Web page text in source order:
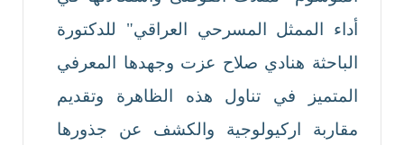
أداء الممثل المسرحي العراقي" للدكتورة
الباحثة هنادي صلاح عزت وجهدها المعرفي
المتميز في تناول هذه الظاهرة وتقديم
مقاربة اركيولوجية والكشف عن جذورها